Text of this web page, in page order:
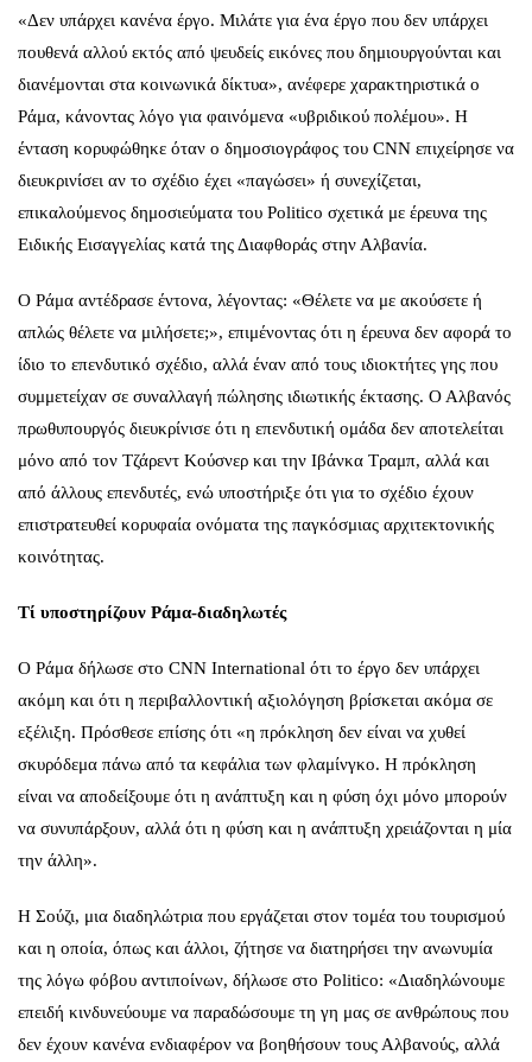
«Δεν υπάρχει κανένα έργο. Μιλάτε για ένα έργο που δεν υπάρχει
πουθενά αλλού εκτός από ψευδείς εικόνες που δημιουργούνται και
διανέμονται στα κοινωνικά δίκτυα», ανέφερε χαρακτηριστικά ο
Ράμα, κάνοντας λόγο για φαινόμενα «υβριδικού πολέμου». Η
ένταση κορυφώθηκε όταν ο δημοσιογράφος του CNN επιχείρησε να
διευκρινίσει αν το σχέδιο έχει «παγώσει» ή συνεχίζεται,
επικαλούμενος δημοσιεύματα του Politico σχετικά με έρευνα της
Ειδικής Εισαγγελίας κατά της Διαφθοράς στην Αλβανία.
Ο Ράμα αντέδρασε έντονα, λέγοντας: «Θέλετε να με ακούσετε ή
απλώς θέλετε να μιλήσετε;», επιμένοντας ότι η έρευνα δεν αφορά το
ίδιο το επενδυτικό σχέδιο, αλλά έναν από τους ιδιοκτήτες γης που
συμμετείχαν σε συναλλαγή πώλησης ιδιωτικής έκτασης. Ο Αλβανός
πρωθυπουργός διευκρίνισε ότι η επενδυτική ομάδα δεν αποτελείται
μόνο από τον Τζάρεντ Κούσνερ και την Ιβάνκα Τραμπ, αλλά και
από άλλους επενδυτές, ενώ υποστήριξε ότι για το σχέδιο έχουν
επιστρατευθεί κορυφαία ονόματα της παγκόσμιας αρχιτεκτονικής
κοινότητας.
Τί υποστηρίζουν Ράμα-διαδηλωτές
Ο Ράμα δήλωσε στο CNN International ότι το έργο δεν υπάρχει
ακόμη και ότι η περιβαλλοντική αξιολόγηση βρίσκεται ακόμα σε
εξέλιξη. Πρόσθεσε επίσης ότι «η πρόκληση δεν είναι να χυθεί
σκυρόδεμα πάνω από τα κεφάλια των φλαμίνγκο. Η πρόκληση
είναι να αποδείξουμε ότι η ανάπτυξη και η φύση όχι μόνο μπορούν
να συνυπάρξουν, αλλά ότι η φύση και η ανάπτυξη χρειάζονται η μία
την άλλη».
Η Σούζι, μια διαδηλώτρια που εργάζεται στον τομέα του τουρισμού
και η οποία, όπως και άλλοι, ζήτησε να διατηρήσει την ανωνυμία
της λόγω φόβου αντιποίνων, δήλωσε στο Politico: «Διαδηλώνουμε
επειδή κινδυνεύουμε να παραδώσουμε τη γη μας σε ανθρώπους που
δεν έχουν κανένα ενδιαφέρον να βοηθήσουν τους Αλβανούς, αλλά